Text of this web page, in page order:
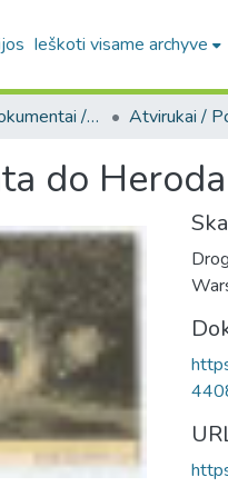
Ieškoti visame archyve
4.3. Vaizdiniai dokumentai / Visual documents Atvirukai /
do Heroda